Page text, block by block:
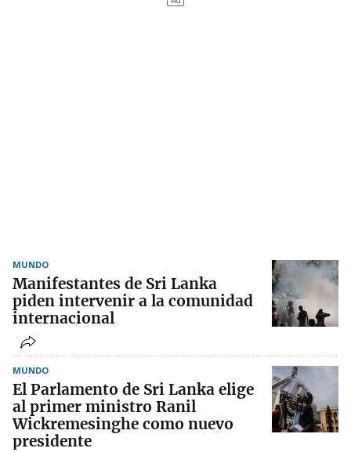
MUNDO
Manifestantes de Sri Lanka
piden intervenir a la comunidad
internacional
MUNDO
El Parlamento de Sri Lanka elige
al primer ministro Ranil
Wickremesinghe como nuevo
presidente